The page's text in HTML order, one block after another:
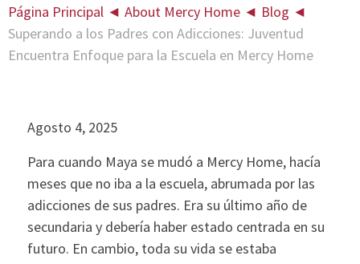
Página Principal ◄ About Mercy Home ◄ Blog ◄
Superando a los Padres con Adicciones: Juventud
Encuentra Enfoque para la Escuela en Mercy Home
Agosto 4, 2025
Para cuando Maya se mudó a Mercy Home, hacía
meses que no iba a la escuela, abrumada por las
adicciones de sus padres. Era su último año de
secundaria y debería haber estado centrada en su
futuro. En cambio, toda su vida se estaba